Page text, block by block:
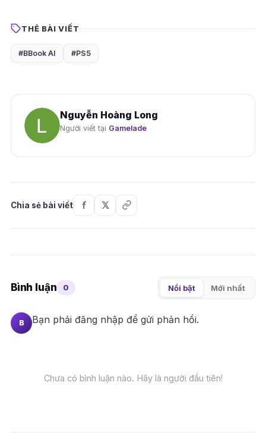
THẺ BÀI VIẾT
#BBook AI #PS5
Nguyễn Hoàng Long
Người viết tại Gamelade
Chia sẻ bài viết
Bình luận 0 Nổi bật Mới nhất
B Bạn phải đăng nhập để gửi phản hồi.
Chưa có bình luận nào. Hãy là người đầu tiên!